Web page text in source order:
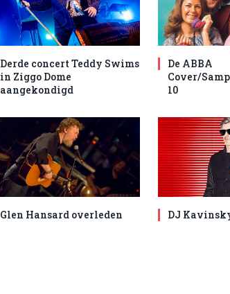
Derde concert Teddy Swims
in Ziggo Dome
aangekondigd
De ABBA
Cover/
10
Glen Hansard overleden DJ